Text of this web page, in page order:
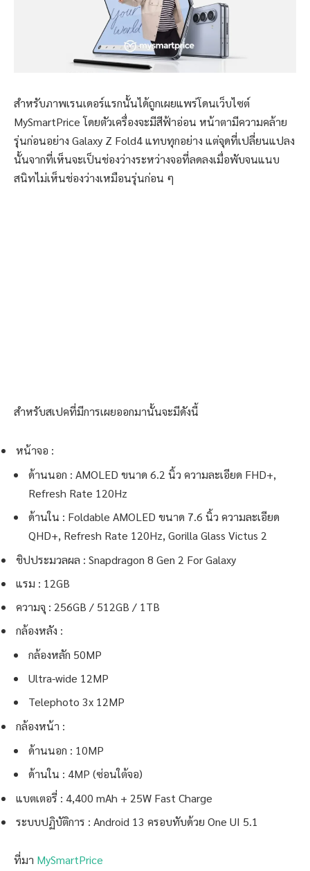
สำหรับภาพเรนเดอร์แรกนั้นได้ถูกเผยแพร่โดนเว็บไซต์
MySmartPrice โดยตัวเครื่องจะมีสีฟ้าอ่อน หน้าตามีความคล้าย
รุ่นก่อนอย่าง Galaxy Z Fold4 แทบทุกอย่าง แต่จุดที่เปลี่ยนแปลง
นั้นจากที่เห็นจะเป็นช่องว่างระหว่างจอที่ลดลงเมื่อพับจนแนบ
สนิทไม่เห็นช่องว่างเหมือนรุ่นก่อน ๆ
สำหรับสเปคที่มีการเผยออกมานั้นจะมีดังนี้
หน้าจอ :
ด้านนอก : AMOLED ขนาด 6.2 นิ้ว ความละเอียด FHD+,
Refresh Rate 120Hz
ด้านใน : Foldable AMOLED ขนาด 7.6 นิ้ว ความละเอียด
QHD+, Refresh Rate 120Hz, Gorilla Glass Victus 2
ชิปประมวลผล : Snapdragon 8 Gen 2 For Galaxy
แรม : 12GB
ความจุ : 256GB / 512GB / 1TB
กล้องหลัง :
กล้องหลัก 50MP
Ultra-wide 12MP
Telephoto 3x 12MP
กล้องหน้า :
ด้านนอก : 10MP
ด้านใน : 4MP (ซ่อนใต้จอ)
แบตเตอรี่ : 4,400 mAh + 25W Fast Charge
ระบบปฏิบัติการ : Android 13 ครอบทับด้วย One UI 5.1
ที่มา MySmartPrice